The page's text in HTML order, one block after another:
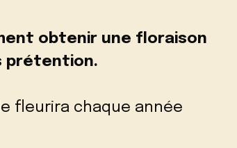
obtenir une floraison
prétention.
fleurira chaque année